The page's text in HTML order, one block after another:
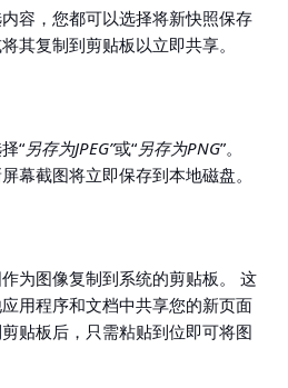
容，您都可以选择将新快照保存
其复制到剪贴板以立即共享。
“另存为JPEG”或“另存为PNG”。
幕截图将立即保存到本地磁盘。
为图像复制到系统的剪贴板。 这
用程序和文档中共享您的新页面
贴板后，只需粘贴到位即可将图